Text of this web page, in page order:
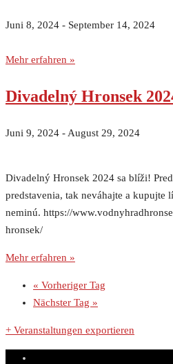
Juni 8, 2024 - September 14, 2024
Mehr erfahren »
Divadelný Hronsek
Juni 9, 2024 -August 29, 2024
Divadelný Hronsek 2024 sa blíži!
predstavenia, tak neváhajte a kupujte
neminú. https://
hronsek/
Mehr erfahren »
« Vorheriger Tag
Nächster Tag »
+ Veranstaltungen exportieren